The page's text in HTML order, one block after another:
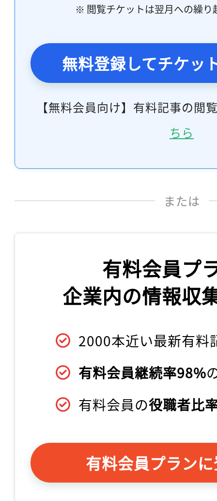
※ 閲覧チケットは翌月への繰り
無料登録してチケッ
【無料会員向け】有料記事の閲
ちら
または
有料会員プ
企業内の情報収
2000本近い最新有料
有料会員継続率98%
有料会員の役職者比
有料会員プラン